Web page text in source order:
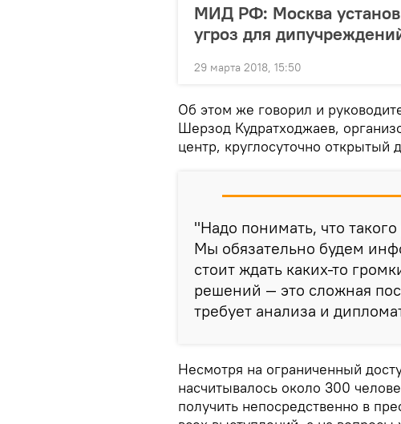
МИД РФ: Москва
угроз для
29 марта 2018, 15:50
Об этом же говорил и
Шерзод Кудратходжаев,
центр, круглосуточно открытый
"Надо понимать, что
Мы обязательно будем
стоит ждать каких-то
решений — это сложная
требует анализа и
Несмотря на ограниченный
насчитывалось около 300
получить непосредственно в